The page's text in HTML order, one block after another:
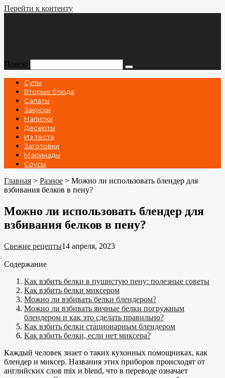
Перейти к контенту
Поиск:
Супы
Вторые блюда
Салаты
Закуски
Напитки
Десерты
Из теста
Заготовки
Маринады
Соусы
Главная > Разное > Можно ли использовать блендер для
взбивания белков в пену?
Можно ли использовать блендер для
взбивания белков в пену?
Свежие рецепты14 апреля, 2023
Содержание
Как взбить белки в пушистую пену: полезные советы
Как взбить белки миксером
Можно ли взбивать белки блендером?
Можно ли взбивать яичные белки погружным
блендером и как это сделать правильно?
Как взбить белки стационарным блендером
Как взбить белки, если нет миксера?
Каждый человек знает о таких кухонных помощниках, как
блендер и миксер. Названия этих приборов происходят от
английских слов mix и blend, что в переводе означает